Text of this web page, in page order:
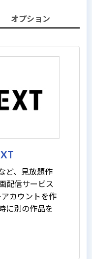
オプション
ど、見放題作
配信サービス
カウントを作
に別の作品を